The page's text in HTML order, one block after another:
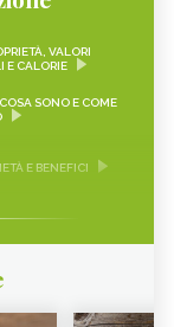
VALORI
E CALORIE
SONO E COME
E BENEFICI
VALORI
RICETTE
E BENEFICI